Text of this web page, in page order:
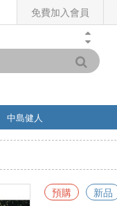
免費加入會員
中島健人
預購 新品